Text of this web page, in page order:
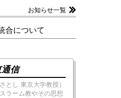
お知らせ一覧
合について
信
とし 東京大学教授）
ラーム教やその思想